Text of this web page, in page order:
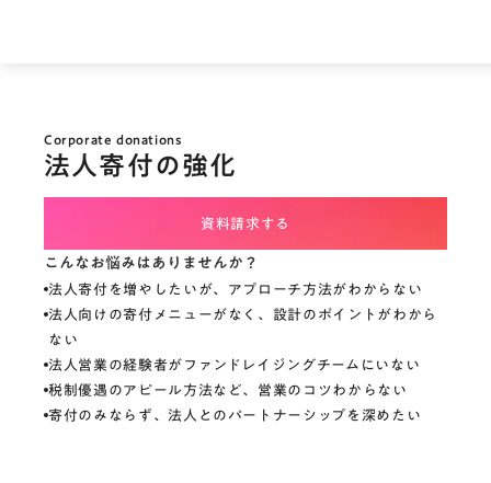
Corporate donations
法人寄付の強化
資料請求する
こんなお悩みはありませんか？
法人寄付を増やしたいが、アプローチ方法がわからない
法人向けの寄付メニューがなく、設計のポイントがわから
ない
法人営業の経験者がファンドレイジングチームにいない
税制優遇のアピール方法など、営業のコツわからない
寄付のみならず、法人とのパートナーシップを深めたい